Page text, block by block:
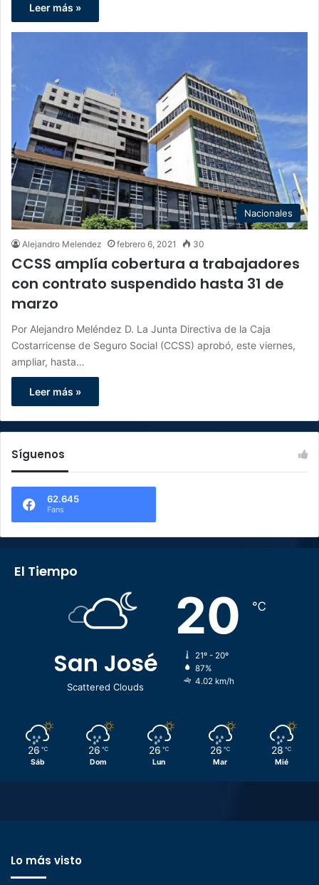
Leer más »
Nacionales
Alejandro Melendez febrero 6, 2021 30
CCSS amplía cobertura a trabajadores
con contrato suspendido hasta 31 de
marzo
Por Alejandro Meléndez D. La Junta Directiva de la Caja
Costarricense de Seguro Social (CCSS) aprobó, este viernes,
ampliar, hasta…
Leer más »
Síguenos
62.645
Fans
El Tiempo
San José
Scattered Clouds
20 ℃
21º - 20º
87%
4.02 km/h
26 ℃
Sáb
26 ℃
Dom
26 ℃
Lun
26 ℃
Mar
28 ℃
Mié
Lo más visto